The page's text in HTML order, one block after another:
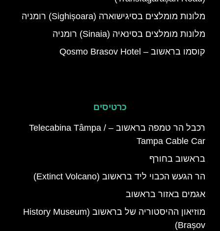
מלונות מומלצים בסיגישוארה (Sighișoara) רומניה
מלונות מומלצים בסינאיה (Sinaia) רומניה
קוסמו בראשוב – Qosmo Brasov Hotel
כרטיסים
רכבל הר טמפה בראשוב – Telecabina Tâmpa /
‪Tampa Cable Car‬
בראשוב בחורף
הר הגעש הכבוי ליד בראשוב (Extinct Volcano)
אגמים באזור בראשוב
מוזיאון ההיסטוריה של בראשוב (History Museum
Brașov)